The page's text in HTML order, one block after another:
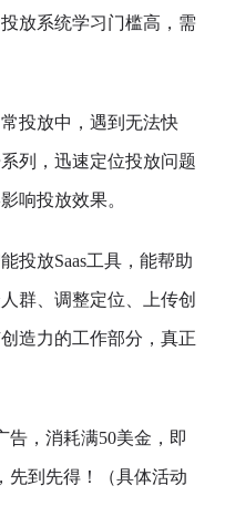
放系统学习门槛高，需
投放中，遇到无法快
列，迅速定位投放问题
响投放效果。
投放Saas工具，能帮助
群、调整定位、上传创
造力的工作部分，真正
告，消耗满50美金，即
先到先得！（具体活动